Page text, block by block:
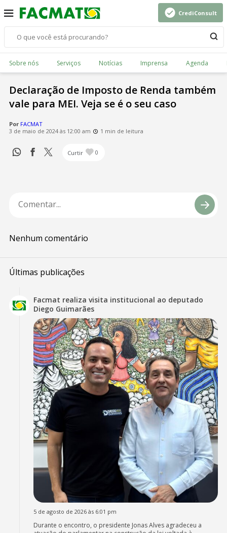
CrediConsult
Sobre nós Serviços Notícias Imprensa Agenda
Declaração de Imposto de Renda também
vale para MEI. Veja se é o seu caso
Por FACMAT
3 de maio de 2024 às 12:00 am
1 min de leitura
Curtir 0
Nenhum comentário
Últimas publicações
Facmat realiza visita institucional ao deputado
Diego Guimarães
5 de agosto de 2026 às 6:01 pm
Durante o encontro, o presidente Jonas Alves agradeceu a